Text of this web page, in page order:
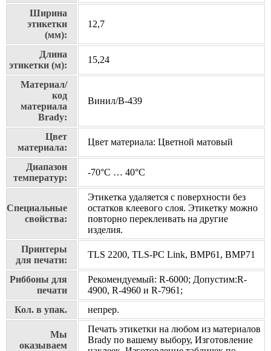
Ширина
этикетки
(мм):
12,7
Длина
этикетки (м):
15,24
Материал/
код
материала
Brady:
Винил/В-439
Цвет
материала:
Цвет материала: Цветной матовый
Диапазон
температур:
-70°C … 40°C
Специальные
свойства:
Этикетка удаляется с поверхности без
остатков клеевого слоя. Этикетку можно
повторно переклеивать на другие
изделия.
Принтеры
для печати:
TLS 2200, TLS-PC Link, BMP61, BMP71
Риббоны для
печати
Рекомендуемый: R-6000; Допустим:R-
4900, R-4960 и R-7961;
Кол. в упак.
непрер.
Мы
оказываем
Печать этикетки на любом из материалов
Brady по вашему выбору, Изготовление